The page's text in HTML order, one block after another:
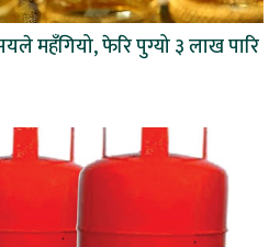
महँगियो, फेरि पुग्यो ३ लाख पारि